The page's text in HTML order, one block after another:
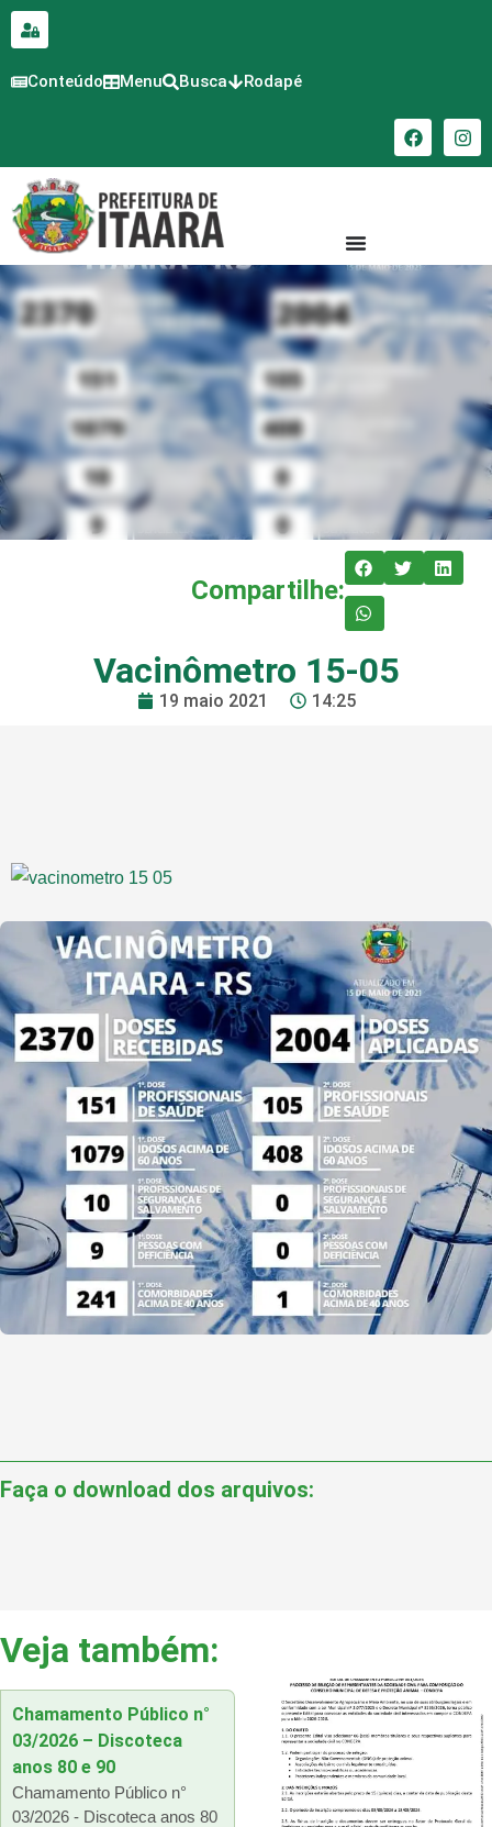
conteúdo
Conteúdo Menu Busca Rodapé
Compartilhe:
Vacinômetro 15-05
19 maio 2021 14:25
Faça o download dos arquivos:
Veja também:
Chamamento Público n°
03/2026 – Discoteca
anos 80 e 90
Chamamento Público n°
03/2026 - Discoteca anos 80